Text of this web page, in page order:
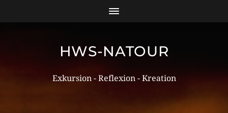
HWS-NATOUR
Exkursion - Reflexion - Kreation